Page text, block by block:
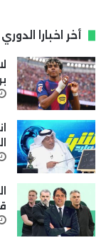
أخر اخبارا